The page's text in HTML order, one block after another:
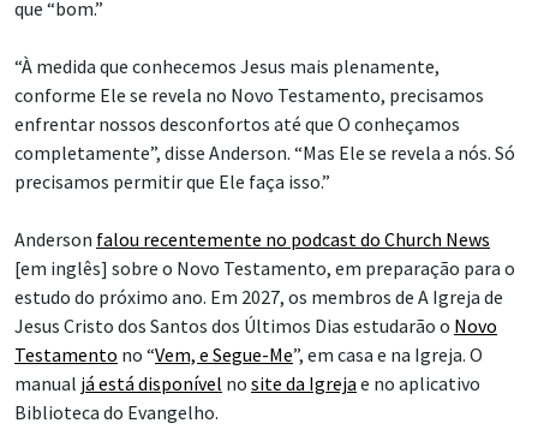
que “bom.”
“À medida que conhecemos Jesus mais plenamente,
conforme Ele se revela no Novo Testamento, precisamos
enfrentar nossos desconfortos até que O conheçamos
completamente”, disse Anderson. “Mas Ele se revela a nós. Só
precisamos permitir que Ele faça isso.”
Anderson falou recentemente no podcast do Church News
[em inglês] sobre o Novo Testamento, em preparação para o
estudo do próximo ano. Em 2027, os membros de A Igreja de
Jesus Cristo dos Santos dos Últimos Dias estudarão o Novo
Testamento no “Vem, e Segue-Me”, em casa e na Igreja. O
manual já está disponível no site da Igreja e no aplicativo
Biblioteca do Evangelho.